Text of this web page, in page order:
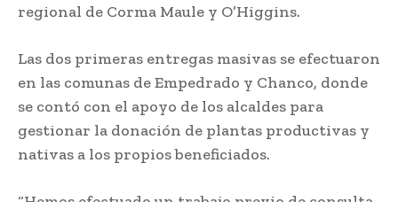
regional de Corma Maule y O’Higgins.
Las dos primeras entregas masivas se efectuaron
en las comunas de Empedrado y Chanco, donde
se contó con el apoyo de los alcaldes para
gestionar la donación de plantas productivas y
nativas a los propios beneficiados.